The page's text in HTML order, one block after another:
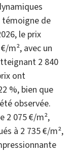
témoigne de
le prix
m², avec un
2 840
ont
%, bien que
observée.
2 075 €/m²,
à 2 735 €/m²,